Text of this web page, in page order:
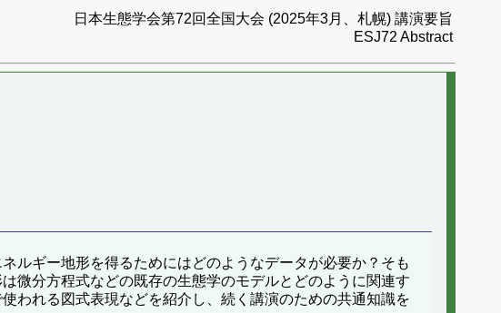
日本生態学会第72回全国大会 (2025年3月、札幌) 講演要旨
ESJ72 Abstract
ルギー地形を得るためにはどのようなデータが必要か？そも
微分方程式などの既存の生態学のモデルとどのように関連す
われる図式表現などを紹介し、続く講演のための共通知識を